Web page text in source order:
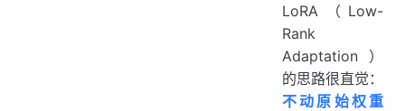
LoRA（Low-
Rank
Adaptation）
的思路很直觉：
不动原始权重